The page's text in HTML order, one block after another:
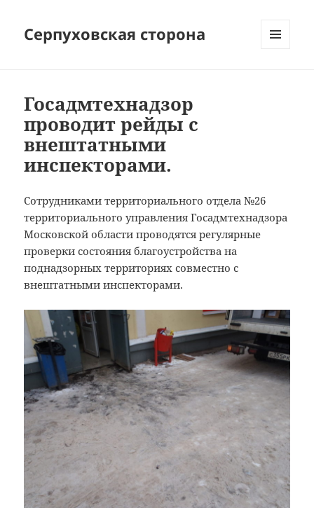
Серпуховская сторона
Госадмтехнадзор
проводит рейды с
внештатными
инспекторами.
Сотрудниками территориального отдела №26
территориального управления Госадмтехнадзора
Московской области проводятся регулярные
проверки состояния благоустройства на
поднадзорных территориях совместно с
внештатными инспекторами.